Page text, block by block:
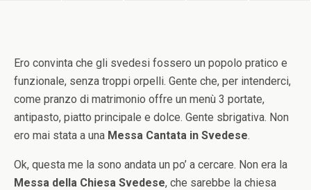
Ero convinta che gli svedesi fossero un popolo pratico e
funzionale, senza troppi orpelli. Gente che, per intenderci,
come pranzo di matrimonio offre un menù 3 portate,
antipasto, piatto principale e dolce. Gente sbrigativa. Non
ero mai stata a una Messa Cantata in Svedese.
Ok, questa me la sono andata un po’ a cercare. Non era la
Messa della Chiesa Svedese, che sarebbe la chiesa